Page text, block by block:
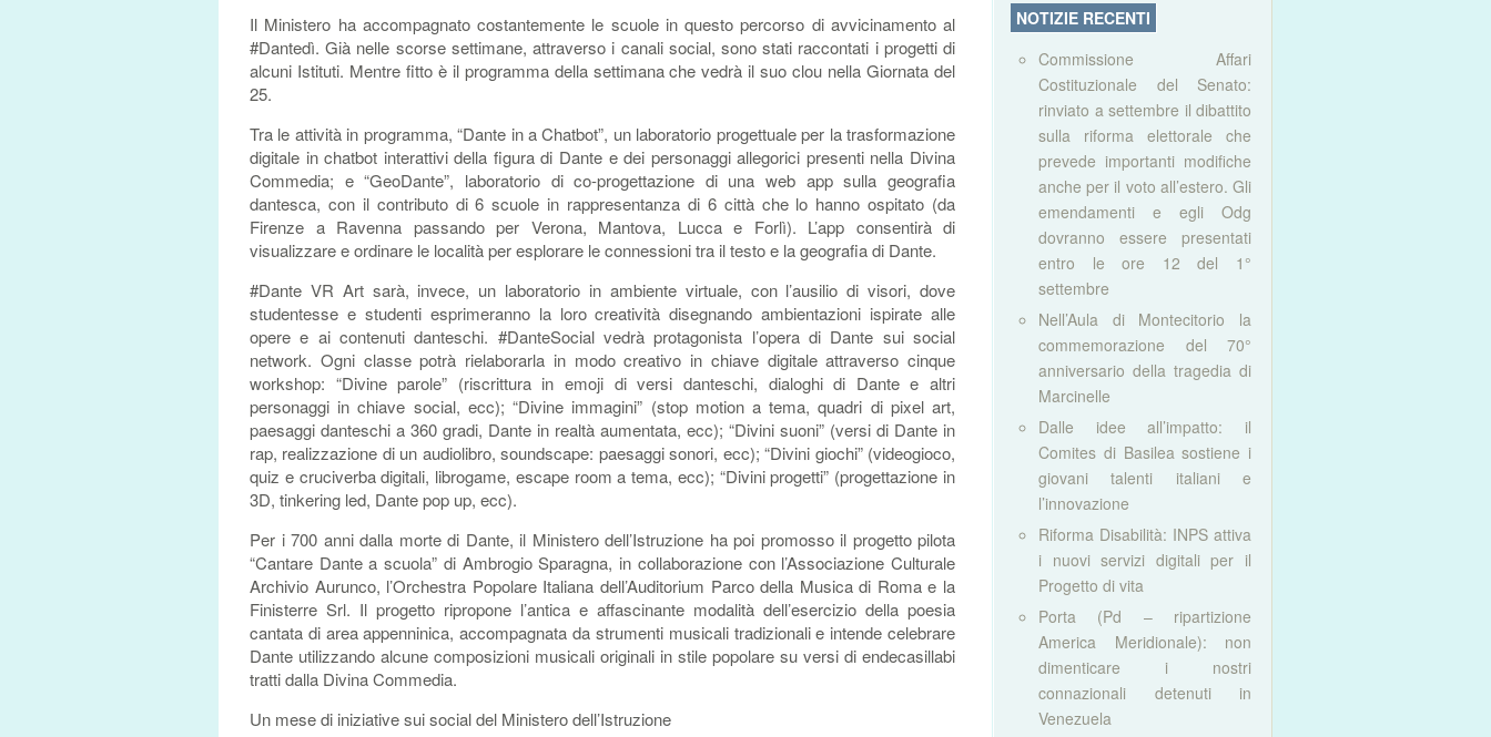
Il Ministero ha accompagnato costantemente le scuole in questo percorso di avvicinamento al
#Dantedì. Già nelle scorse settimane, attraverso i canali social, sono stati raccontati i progetti di
alcuni Istituti. Mentre fitto è il programma della settimana che vedrà il suo clou nella Giornata del
25.
Tra le attività in programma, “Dante in a Chatbot”, un laboratorio progettuale per la trasformazione
digitale in chatbot interattivi della figura di Dante e dei personaggi allegorici presenti nella Divina
Commedia; e “GeoDante”, laboratorio di co-progettazione di una web app sulla geografia
dantesca, con il contributo di 6 scuole in rappresentanza di 6 città che lo hanno ospitato (da
Firenze a Ravenna passando per Verona, Mantova, Lucca e Forlì). L’app consentirà di
visualizzare e ordinare le località per esplorare le connessioni tra il testo e la geografia di Dante.
#Dante VR Art sarà, invece, un laboratorio in ambiente virtuale, con l’ausilio di visori, dove
studentesse e studenti esprimeranno la loro creatività disegnando ambientazioni ispirate alle
opere e ai contenuti danteschi. #DanteSocial vedrà protagonista l’opera di Dante sui social
network. Ogni classe potrà rielaborarla in modo creativo in chiave digitale attraverso cinque
workshop: “Divine parole” (riscrittura in emoji di versi danteschi, dialoghi di Dante e altri
personaggi in chiave social, ecc); “Divine immagini” (stop motion a tema, quadri di pixel art,
paesaggi danteschi a 360 gradi, Dante in realtà aumentata, ecc); “Divini suoni” (versi di Dante in
rap, realizzazione di un audiolibro, soundscape: paesaggi sonori, ecc); “Divini giochi” (videogioco,
quiz e cruciverba digitali, librogame, escape room a tema, ecc); “Divini progetti” (progettazione in
3D, tinkering led, Dante pop up, ecc).
Per i 700 anni dalla morte di Dante, il Ministero dell’Istruzione ha poi promosso il progetto pilota
“Cantare Dante a scuola” di Ambrogio Sparagna, in collaborazione con l’Associazione Culturale
Archivio Aurunco, l’Orchestra Popolare Italiana dell’Auditorium Parco della Musica di Roma e la
Finisterre Srl. Il progetto ripropone l’antica e affascinante modalità dell’esercizio della poesia
cantata di area appenninica, accompagnata da strumenti musicali tradizionali e intende celebrare
Dante utilizzando alcune composizioni musicali originali in stile popolare su versi di endecasillabi
tratti dalla Divina Commedia.
Un mese di iniziative sui social del Ministero dell’Istruzione
NOTIZIE RECENTI
Commissione Affari
Costituzionale del Senato:
rinviato a settembre il dibattito
sulla riforma elettorale che
prevede importanti modifiche
anche per il voto all’estero. Gli
emendamenti e egli Odg
dovranno essere presentati
entro le ore 12 del 1°
settembre
Nell’Aula di Montecitorio la
commemorazione del 70°
anniversario della tragedia di
Marcinelle
Dalle idee all’impatto: il
Comites di Basilea sostiene i
giovani talenti italiani e
l’innovazione
Riforma Disabilità: INPS attiva
i nuovi servizi digitali per il
Progetto di vita
Porta (Pd – ripartizione
America Meridionale): non
dimenticare i nostri
connazionali detenuti in
Venezuela